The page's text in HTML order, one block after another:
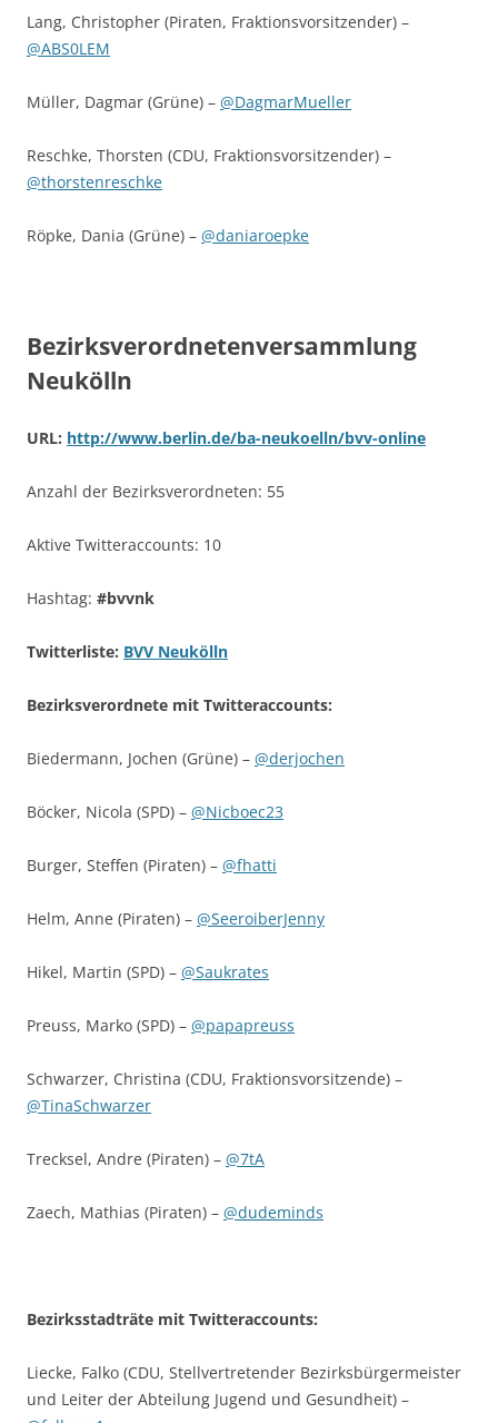
Lang, Christopher (Piraten, Fraktionsvorsitzender) –
@ABS0LEM
Müller, Dagmar (Grüne) – @DagmarMueller
Reschke, Thorsten (CDU, Fraktionsvorsitzender) –
@thorstenreschke
Röpke, Dania (Grüne) – @daniaroepke
Bezirksverordnetenversammlung
Neukölln
URL: http://www.berlin.de/ba-neukoelln/bvv-online
Anzahl der Bezirksverordneten: 55
Aktive Twitteraccounts: 10
Hashtag: #bvvnk
Twitterliste: BVV Neukölln
Bezirksverordnete mit Twitteraccounts:
Biedermann, Jochen (Grüne) – @derjochen
Böcker, Nicola (SPD) – @Nicboec23
Burger, Steffen (Piraten) – @fhatti
Helm, Anne (Piraten) – @SeeroiberJenny
Hikel, Martin (SPD) – @Saukrates
Preuss, Marko (SPD) – @papapreuss
Schwarzer, Christina (CDU, Fraktionsvorsitzende) –
@TinaSchwarzer
Trecksel, Andre (Piraten) – @7tA
Zaech, Mathias (Piraten) – @dudeminds
Bezirksstadträte mit Twitteraccounts:
Liecke, Falko (CDU, Stellvertretender Bezirksbürgermeister
und Leiter der Abteilung Jugend und Gesundheit) –